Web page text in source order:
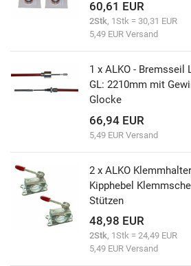
60,61 EUR
2Stk, 1Stk = 30,31 EUR
5,49 EUR Versand
1 x ALKO - Bremsseil
GL: 2210mm mit
Glocke
66,94 EUR
5,49 EUR Versand
2 x ALKO
Kipphebel
Stützen
48,98 EUR
2Stk, 1Stk = 24,49 EUR
5,49 EUR Versand